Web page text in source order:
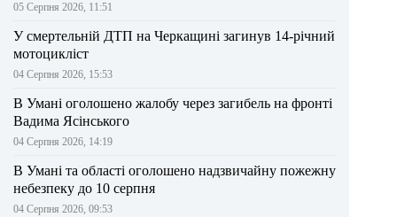
05 Серпня 2026, 11:51
У смертельній ДТП на Черкащині загинув 14-річний
мотоцикліст
04 Серпня 2026, 15:53
В Умані оголошено жалобу через загибель на фронті
Вадима Ясінського
04 Серпня 2026, 14:19
В Умані та області оголошено надзвичайну пожежну
небезпеку до 10 серпня
04 Серпня 2026, 09:53